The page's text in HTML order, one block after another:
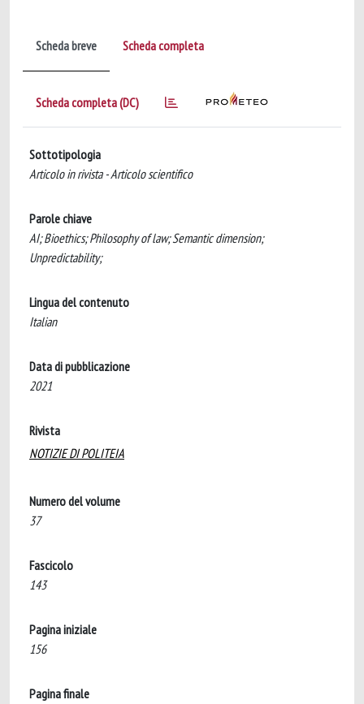
Scheda breve Scheda completa
Scheda completa (DC)
Sottotipologia
Articolo in rivista - Articolo scientifico
Parole chiave
AI; Bioethics; Philosophy of law; Semantic dimension;
Unpredictability;
Lingua del contenuto
Italian
Data di pubblicazione
2021
Rivista
NOTIZIE DI POLITEIA
Numero del volume
37
Fascicolo
143
Pagina iniziale
156
Pagina finale